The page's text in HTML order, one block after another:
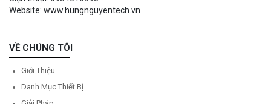
Website: www.hungnguyentech.vn
VỀ CHÚNG TÔI
Giới Thiệu
Danh Mục Thiết Bị